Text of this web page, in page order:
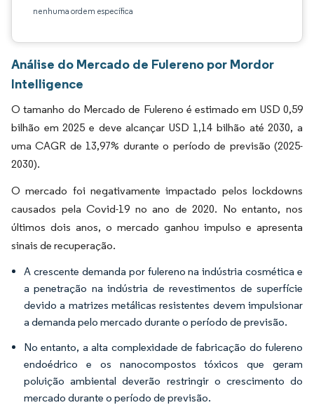
nenhuma ordem específica
Análise do Mercado de Fulereno por Mordor
Intelligence
O tamanho do Mercado de Fulereno é estimado em USD 0,59
bilhão em 2025 e deve alcançar USD 1,14 bilhão até 2030, a
uma CAGR de 13,97% durante o período de previsão (2025-
2030).
O mercado foi negativamente impactado pelos lockdowns
causados pela Covid-19 no ano de 2020. No entanto, nos
últimos dois anos, o mercado ganhou impulso e apresenta
sinais de recuperação.
A crescente demanda por fulereno na indústria cosmética e
a penetração na indústria de revestimentos de superfície
devido a matrizes metálicas resistentes devem impulsionar
a demanda pelo mercado durante o período de previsão.
No entanto, a alta complexidade de fabricação do fulereno
endoédrico e os nanocompostos tóxicos que geram
poluição ambiental deverão restringir o crescimento do
mercado durante o período de previsão.